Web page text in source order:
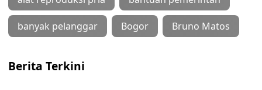
banyak pelanggar Bogor Bruno Matos
Berita Terkini